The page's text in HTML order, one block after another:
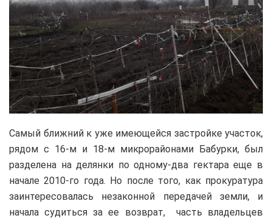
Самый ближний к уже имеющейся застройке участок,
рядом с 16-м и 18-м микрорайонами Бабурки, был
разделена на делянки по одному-два гектара еще в
начале 2010-го года. Но после того, как прокуратура
заинтересовалась незаконной передачей земли, и
начала судиться за ее возврат, часть владельцев